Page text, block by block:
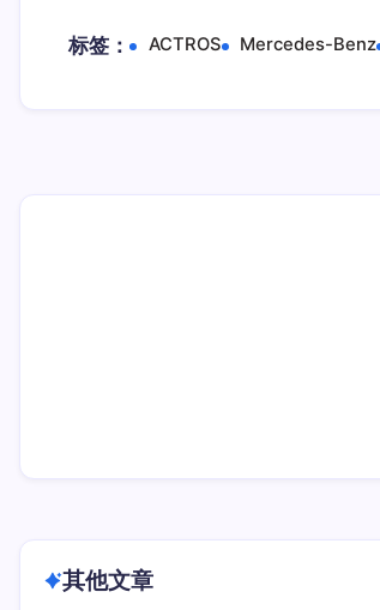
标签： ACTROS Mercedes-Benz
其他文章